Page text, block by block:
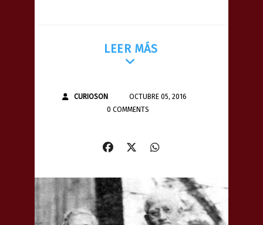
LEER MÁS
CURIOSON
OCTUBRE 05, 2016
0 COMMENTS